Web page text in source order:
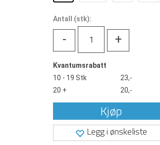
Antall (stk):
- +
Kvantumsrabatt
10 - 19 Stk
23,-
20 +
20,-
Kjøp
Legg i ønskeliste